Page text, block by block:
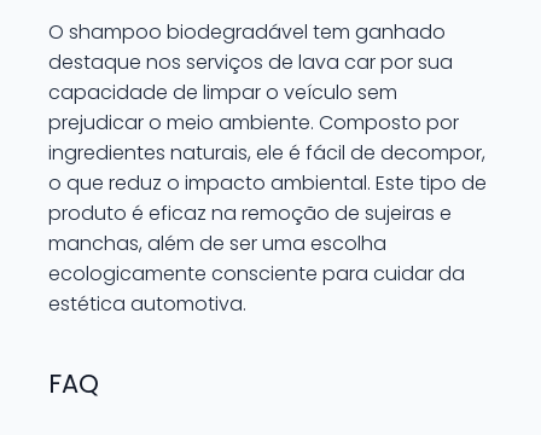
O shampoo biodegradável tem ganhado
destaque nos serviços de lava car por sua
capacidade de limpar o veículo sem
prejudicar o meio ambiente. Composto por
ingredientes naturais, ele é fácil de decompor,
o que reduz o impacto ambiental. Este tipo de
produto é eficaz na remoção de sujeiras e
manchas, além de ser uma escolha
ecologicamente consciente para cuidar da
estética automotiva.
FAQ